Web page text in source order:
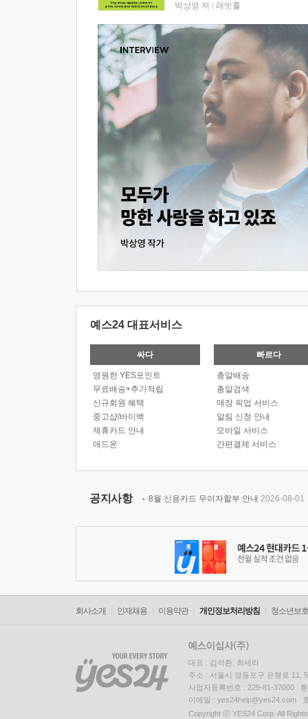
박상영 저 래빗홀
예스24 대표서비스
싸다
영원한 YES포인트
무료배송+추가적립
신규회원 혜택
중고샵/바이백
제휴카드 안내
애드온
빠르다
총알배송
총알검색
매장 픽업 서비스
알림 신청 안내
모바일 서비스
간편결제 서비스
공지사항 8월 신용카드 무이자할부 안내 2026-08-01
회사소개 인재채용 이용약관 개인정보처리방침 청소년보
대표 : 김석환, 최세라
주소 : 서울시 영등포구 은행로 11,
사업자등록번호 : 229-81-37000
이메일 : yes24help@yes24.com
Copyright ⓒ YES24 Corp. All